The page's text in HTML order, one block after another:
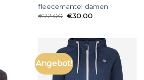
fleecemantel damen
€72.00 €30.00
Angebot!